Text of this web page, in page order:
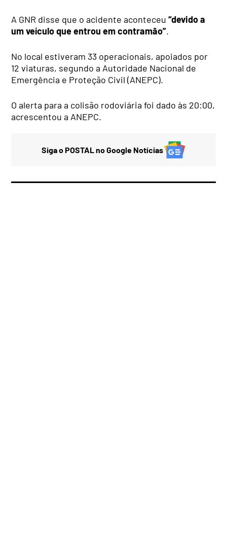
A GNR disse que o acidente aconteceu“devido a
um veículo que entrou em contramão”.
No local estiveram 33 operacionais, apoiados por
12 viaturas, segundo a Autoridade Nacional de
Emergência e Proteção Civil (ANEPC).
O alerta para a colisão rodoviária foi dado às 20:00,
acrescentou a ANEPC.
Siga o POSTAL no Google Notícias